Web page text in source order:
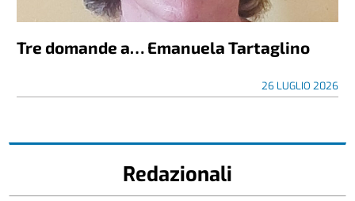
Tre domande a… Emanuela Tartaglino
26 LUGLIO 2026
Redazionali